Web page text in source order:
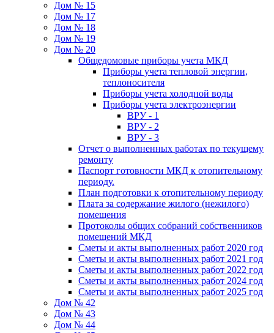
Дом № 15
Дом № 17
Дом № 18
Дом № 19
Дом № 20
Общедомовые приборы учета МКД
Приборы учета тепловой энергии,
теплоносителя
Приборы учета холодной воды
Приборы учета электроэнергии
ВРУ - 1
ВРУ - 2
ВРУ - 3
Отчет о выполненных работах по текущему
ремонту
Паспорт готовности МКД к отопительному
периоду.
План подготовки к отопительному периоду
Плата за содержание жилого (нежилого)
помещения
Протоколы общих собраний собственников
помещений МКД
Сметы и акты выполненных работ 2020 год
Сметы и акты выполненных работ 2021 год
Сметы и акты выполненных работ 2022 год
Сметы и акты выполненных работ 2024 год
Сметы и акты выполненных работ 2025 год
Дом № 42
Дом № 43
Дом № 44